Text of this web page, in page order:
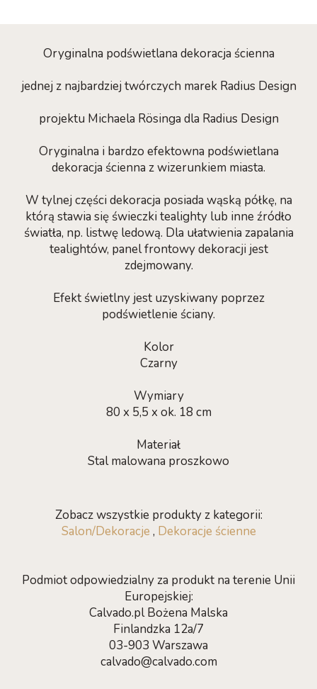
Oryginalna podświetlana dekoracja ścienna
jednej z najbardziej twórczych marek Radius Design
projektu Michaela Rösinga dla Radius Design
Oryginalna i bardzo efektowna podświetlana
dekoracja ścienna z wizerunkiem miasta.
W tylnej części dekoracja posiada wąską półkę, na
którą stawia się świeczki tealighty lub inne źródło
światła, np. listwę ledową. Dla ułatwienia zapalania
tealightów, panel frontowy dekoracji jest
zdejmowany.
Efekt świetlny jest uzyskiwany poprzez
podświetlenie ściany.
Kolor
Czarny
Wymiary
80 x 5,5 x ok. 18 cm
Materiał
Stal malowana proszkowo
Zobacz wszystkie produkty z kategorii:
Salon/Dekoracje , Dekoracje ścienne
Podmiot odpowiedzialny za produkt na terenie Unii
Europejskiej:
Calvado.pl Bożena Malska
Finlandzka 12a/7
03-903 Warszawa
calvado@calvado.com